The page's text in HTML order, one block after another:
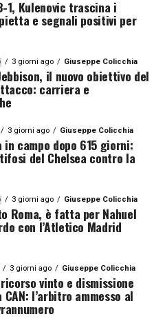
1, Kulenovic trascina i
e segnali positivi per
3 giorni ago Giuseppe Colicchia
il nuovo obiettivo del
carriera e
3 giorni ago Giuseppe Colicchia
campo dopo 615 giorni:
del Chelsea contro la
3 giorni ago Giuseppe Colicchia
Roma, è fatta per Nahuel
con l’Atletico Madrid
3 giorni ago Giuseppe Colicchia
vinto e dismissione
l’arbitro ammesso al